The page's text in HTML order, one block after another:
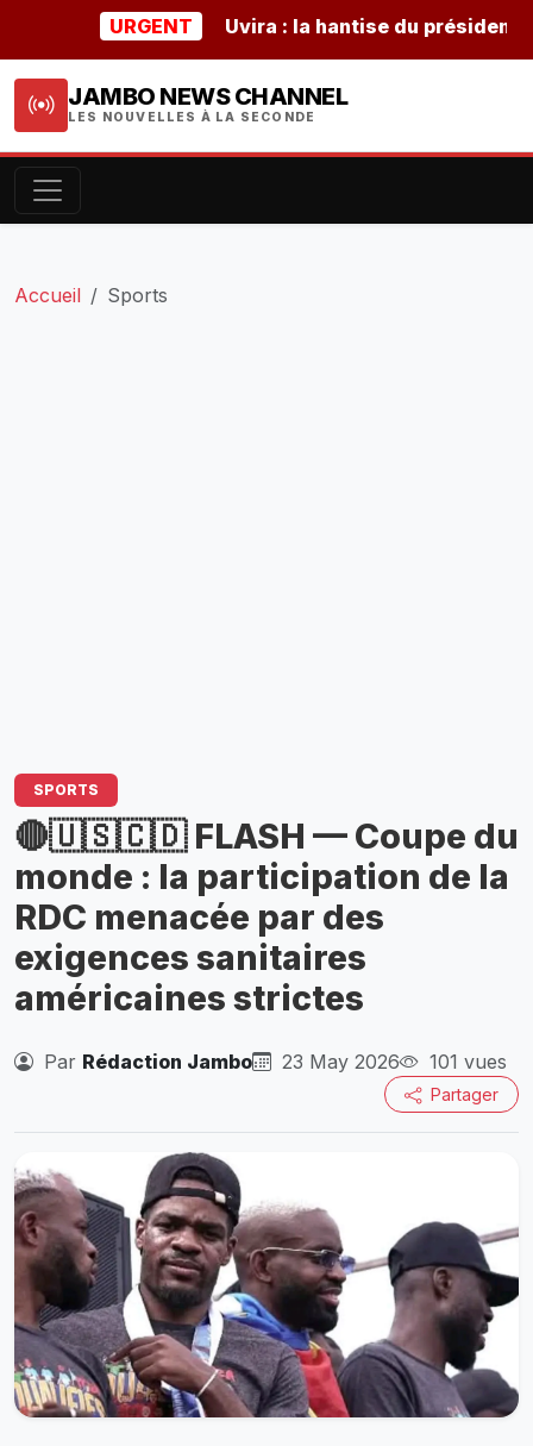
URGENT Uvira : la hantise du président
JAMBO NEWS CHANNEL
LES NOUVELLES À LA SECONDE
Accueil Sports
SPORTS
🔴🇺🇸🇨🇩 FLASH — Coupe du
monde : la participation de la
RDC menacée par des
exigences sanitaires
américaines strictes
Par Rédaction Jambo 23 May 2026 101 vues
Partager